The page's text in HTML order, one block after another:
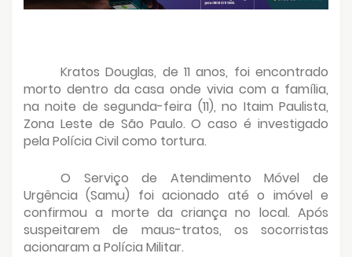
Kratos Douglas, de 11 anos, foi encontrado
morto dentro da casa onde vivia com a família,
na noite de segunda-feira (11), no Itaim Paulista,
Zona Leste de São Paulo. O caso é investigado
pela Polícia Civil como tortura.
O Serviço de Atendimento Móvel de
Urgência (Samu) foi acionado até o imóvel e
confirmou a morte da criança no local. Após
suspeitarem de maus-tratos, os socorristas
acionaram a Polícia Militar.